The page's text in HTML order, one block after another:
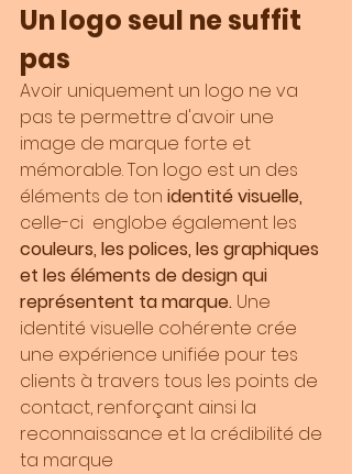
Un logo seul ne suffit
pas
Avoir uniquement un logo ne va
pas te permettre d'avoir une
image de marque forte et
mémorable. Ton logo est un des
éléments de ton identité visuelle,
celle-ci  englobe également les
couleurs, les polices, les graphiques
et les éléments de design qui
représentent ta marque. Une
identité visuelle cohérente crée
une expérience unifiée pour tes
clients à travers tous les points de
contact, renforçant ainsi la
reconnaissance et la crédibilité de
ta marque